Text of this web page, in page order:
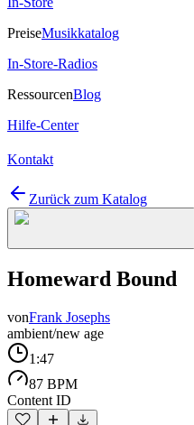
PreiseMusikkatalog
In-Store-Radios
RessourcenBlog
Hilfe-Center
Kontakt
Zurück zum Katalog
Homeward Bound
vonFrank Josephs
ambient/new age
1:47
87 BPM
Content ID